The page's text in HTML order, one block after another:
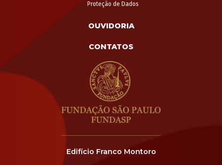
Proteção de Dados
OUVIDORIA
CONTATOS
Edifício Franco Montoro